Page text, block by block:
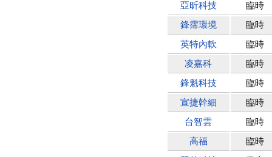
亞昕科技
臨時
鋒霈環境
臨時
英特內軟
臨時
凌嘉科
臨時
鋒魁科技
臨時
宣捷幹細
臨時
台智雲
臨時
高福
臨時